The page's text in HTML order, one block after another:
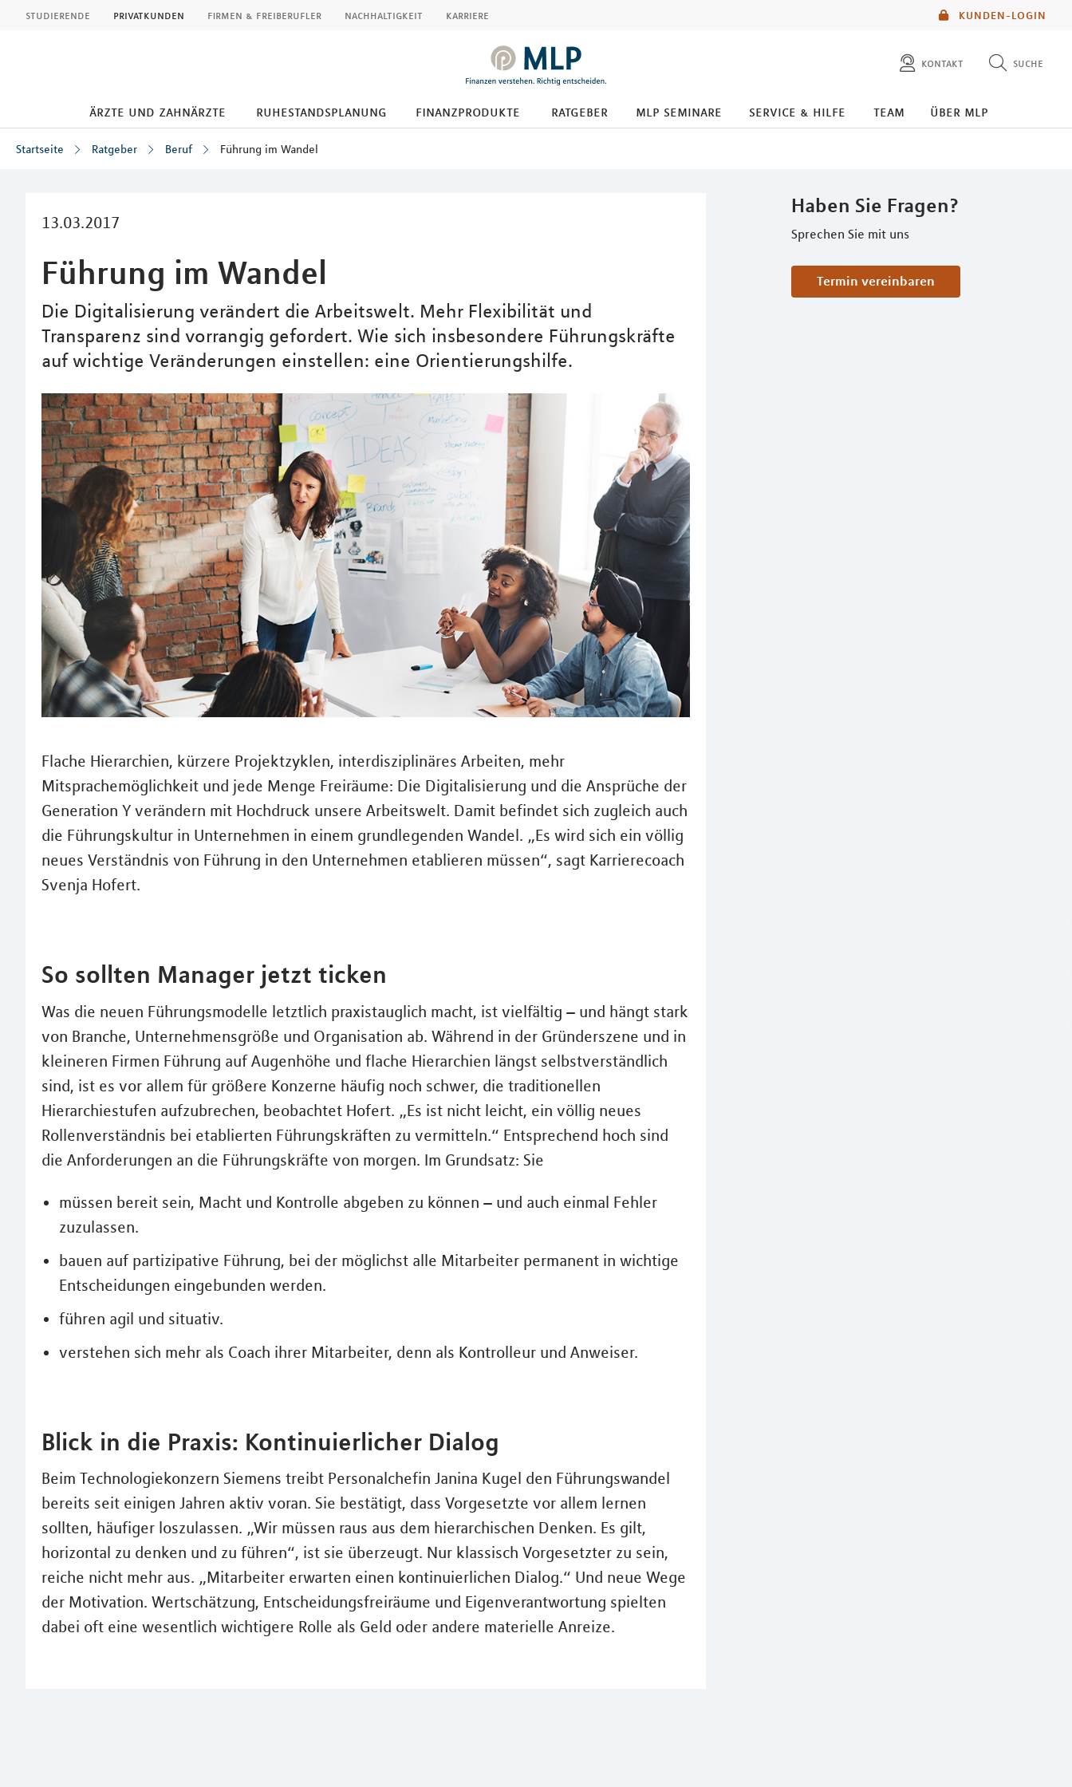
KUNDEN-LOGIN
studierende privatkunden firmen & freiberufler nachhaltigkeit karriere
kontakt suche
diese website durchsuchen
ärzte und zahnärzte ruhestandsplanung finanzprodukte ratgeber mlp seminare service & hilfe team über mlp
Startseite Ratgeber Beruf Führung im Wandel
13.03.2017
Führung im Wandel
Die Digitalisierung verändert die Arbeitswelt. Mehr Flexibilität und
Transparenz sind vorrangig gefordert. Wie sich insbesondere Führungskräfte
auf wichtige Veränderungen einstellen: eine Orientierungshilfe.
Haben Sie Fragen?
Sprechen Sie mit uns
Termin vereinbaren
Flache Hierarchien, kürzere Projektzyklen, interdisziplinäres Arbeiten, mehr
Mitsprachemöglichkeit und jede Menge Freiräume: Die Digitalisierung und die Ansprüche der
Generation Y verändern mit Hochdruck unsere Arbeitswelt. Damit befindet sich zugleich auch
die Führungskultur in Unternehmen in einem grundlegenden Wandel. „Es wird sich ein völlig
neues Verständnis von Führung in den Unternehmen etablieren müssen“, sagt Karrierecoach
Svenja Hofert.
So sollten Manager jetzt ticken
Was die neuen Führungsmodelle letztlich praxistauglich macht, ist vielfältig – und hängt stark
von Branche, Unternehmensgröße und Organisation ab. Während in der Gründerszene und in
kleineren Firmen Führung auf Augenhöhe und flache Hierarchien längst selbstverständlich
sind, ist es vor allem für größere Konzerne häufig noch schwer, die traditionellen
Hierarchiestufen aufzubrechen, beobachtet Hofert. „Es ist nicht leicht, ein völlig neues
Rollenverständnis bei etablierten Führungskräften zu vermitteln.“ Entsprechend hoch sind
die Anforderungen an die Führungskräfte von morgen. Im Grundsatz: Sie
müssen bereit sein, Macht und Kontrolle abgeben zu können – und auch einmal Fehler
zuzulassen.
bauen auf partizipative Führung, bei der möglichst alle Mitarbeiter permanent in wichtige
Entscheidungen eingebunden werden.
führen agil und situativ.
verstehen sich mehr als Coach ihrer Mitarbeiter, denn als Kontrolleur und Anweiser.
Blick in die Praxis: Kontinuierlicher Dialog
Beim Technologiekonzern Siemens treibt Personalchefin Janina Kugel den Führungswandel
bereits seit einigen Jahren aktiv voran. Sie bestätigt, dass Vorgesetzte vor allem lernen
sollten, häufiger loszulassen. „Wir müssen raus aus dem hierarchischen Denken. Es gilt,
horizontal zu denken und zu führen“, ist sie überzeugt. Nur klassisch Vorgesetzter zu sein,
reiche nicht mehr aus. „Mitarbeiter erwarten einen kontinuierlichen Dialog.“ Und neue Wege
der Motivation. Wertschätzung, Entscheidungsfreiräume und Eigenverantwortung spielten
dabei oft eine wesentlich wichtigere Rolle als Geld oder andere materielle Anreize.